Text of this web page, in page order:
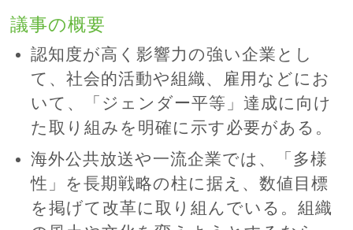
議事の概要
認知度が高く影響力の強い企業とし
て、社会的活動や組織、雇用などにお
いて、「ジェンダー平等」達成に向け
た取り組みを明確に示す必要がある。
海外公共放送や一流企業では、「多様
性」を長期戦略の柱に据え、数値目標
を掲げて改革に取り組んでいる。組織